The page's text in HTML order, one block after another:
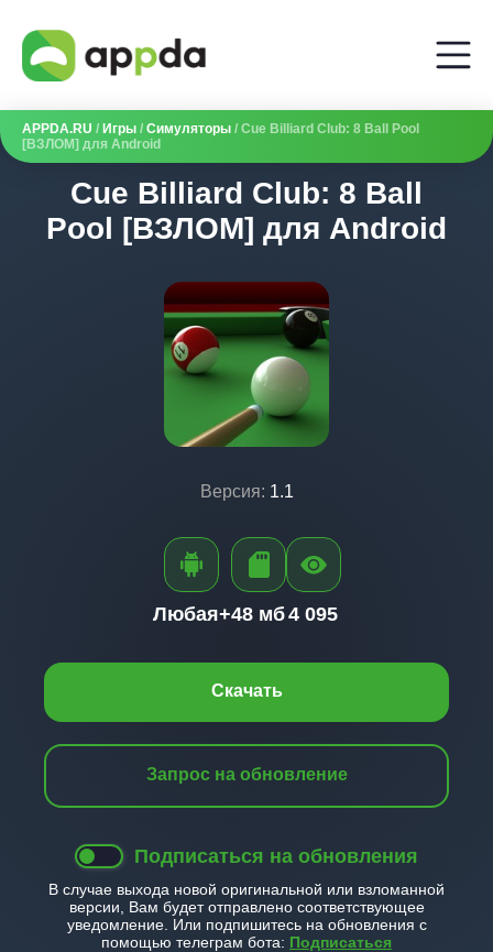
APPDA.RU / Игры / Симуляторы / Cue Billiard Club: 8 Ball Pool
[ВЗЛОМ] для Android
Cue Billiard Club: 8 Ball
Pool [ВЗЛОМ] для Android
Версия: 1.1
Скачать
Запрос на обновление
Подписаться на обновления
В случае выхода новой оригинальной или взломанной
версии, Вам будет отправлено соответствующее
уведомление. Или подпишитесь на обновления с
помощью телеграм бота: Подписаться
Любая+48 мб4 095